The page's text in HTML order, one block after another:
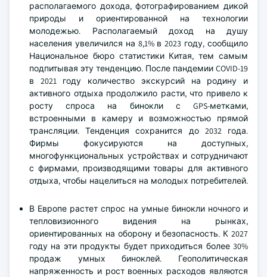
располагаемого дохода, фотографированием дикой
природы и ориентированной на технологии
молодежью. Располагаемый доход на душу
населения увеличился на 8,1% в 2023 году, сообщило
Национальное бюро статистики Китая, тем самым
подпитывая эту тенденцию. После пандемии COVID-19
в 2021 году количество экскурсий на родину и
активного отдыха продолжило расти, что привело к
росту спроса на бинокли с GPS-метками,
встроенными в камеру и возможностью прямой
трансляции. Тенденция сохранится до 2032 года.
Фирмы фокусируются на доступных,
многофункциональных устройствах и сотрудничают
с фирмами, производящими товары для активного
отдыха, чтобы нацелиться на молодых потребителей.
В Европе растет спрос на умные бинокли ночного и
тепловизионного видения на рынках,
ориентированных на оборону и безопасность. К 2027
году на эти продукты будет приходиться более 30%
продаж умных биноклей. Геополитическая
напряженность и рост военных расходов являются